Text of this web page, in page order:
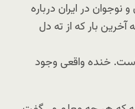
نوجوان در ایران درباره
بار که از ته دل
است. خنده واقعی وجود